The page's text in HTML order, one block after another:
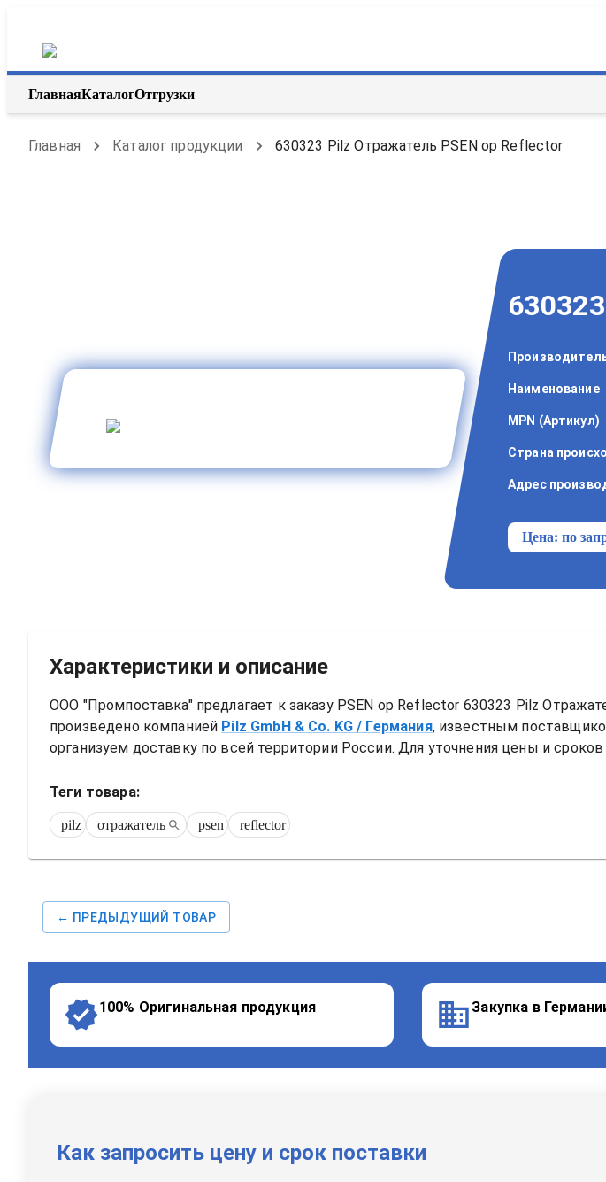
ГлавнаяКаталогОтгрузки
Главная Каталог продукции 630323 Pilz Отражатель PSEN op Reflector
Наименование
MPN (Артикул)
Страна
Адрес
Цена:по
Характеристики и описание
ООО "Промпоставка" предлагает к заказу PSEN op Reflector 630323 Pilz
произведено компанией Pilz GmbH & Co. KG / Германия, известным
организуем доставку по всей территории России. Для уточнения цены и
Теги товара:
pilz отражатель psen reflector
← ПРЕДЫДУЩИЙ ТОВАР
100% Оригинальная продукция Закупка в
Как запросить цену и срок поставки